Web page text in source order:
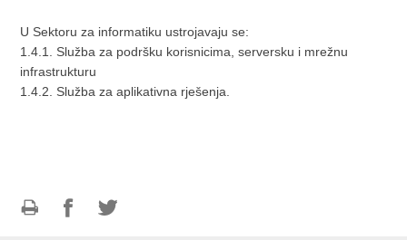
U Sektoru za informatiku ustrojavaju se:
1.4.1. Služba za podršku korisnicima, serversku i mrežnu
infrastrukturu
1.4.2. Služba za aplikativna rješenja.